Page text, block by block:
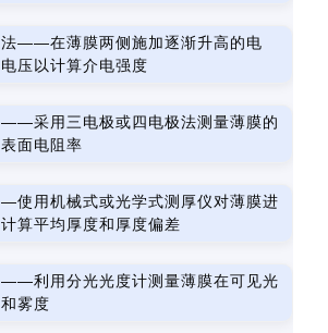
法——在薄膜两侧施加逐渐升高的电
压以计算介电强度
——采用三电极或四电极法测量薄膜的
面电阻率
使用机械式或光学式测厚仪对薄膜进
算平均厚度和厚度偏差
利用分光光度计测量薄膜在可见光
雾度